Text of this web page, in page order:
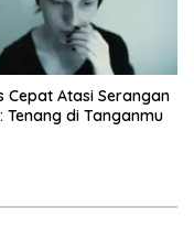
Cepat Atasi Serangan
Tenang di Tanganmu